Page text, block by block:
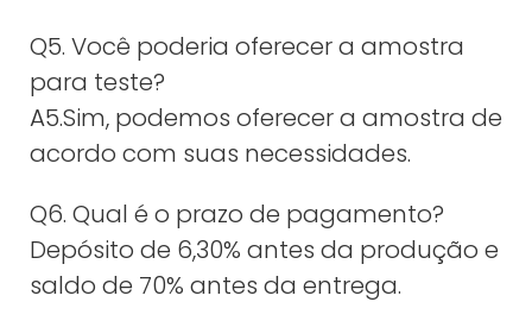
Q5. Você poderia oferecer a amostra
para teste?
A5.Sim, podemos oferecer a amostra de
acordo com suas necessidades.
Q6. Qual é o prazo de pagamento?
Depósito de 6,30% antes da produção e
saldo de 70% antes da entrega.